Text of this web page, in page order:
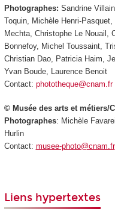
Photographes: Sandrine
Toquin, Michèle Henri-
Mechta, Christophe Le Nouail,
Bonnefoy, Michel Toussaint,
Christian Dao, Patricia Haim,
Yvan Boude, Laurence Benoit
Contact: phototheque@cnam.fr
© Musée des arts et métiers/
Photographes: Michèle
Hurlin
Contact: musee-photo@cnam.fr
Liens hypertextes